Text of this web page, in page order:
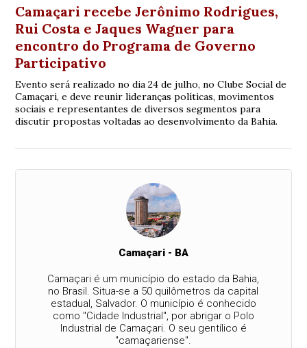
Camaçari recebe Jerônimo Rodrigues,
Rui Costa e Jaques Wagner para
encontro do Programa de Governo
Participativo
Evento será realizado no dia 24 de julho, no Clube Social de
Camaçari, e deve reunir lideranças políticas, movimentos
sociais e representantes de diversos segmentos para
discutir propostas voltadas ao desenvolvimento da Bahia.
Camaçari - BA
Camaçari é um município do estado da Bahia,
no Brasil. Situa-se a 50 quilômetros da capital
estadual, Salvador. O município é conhecido
como "Cidade Industrial", por abrigar o Polo
Industrial de Camaçari. O seu gentílico é
"camaçariense".